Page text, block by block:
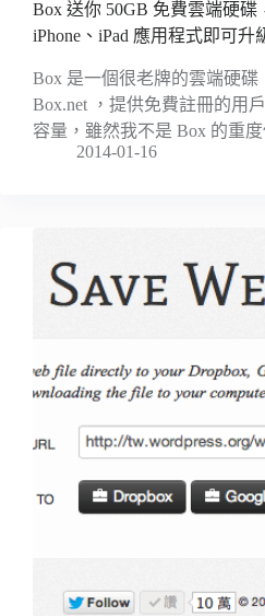
Box 送你 50GB 免費雲端硬碟
iPhone、iPad 應用程式即可升
Box 是一個很老牌的雲端硬碟
Box.net ，提供免費註冊的用
容量，雖然我不是 Box 的重
2014-01-16